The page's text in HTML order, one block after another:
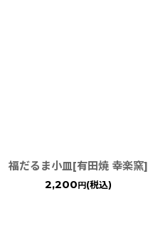
福だるま小皿[有田焼 幸楽窯]
2,200 円(税込)